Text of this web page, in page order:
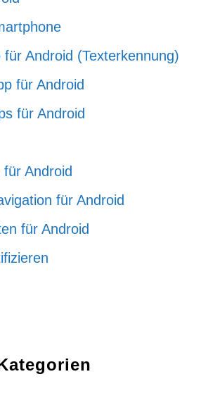
Android (Texterkennung)
für Android
für Android
Android
für Android
für Android